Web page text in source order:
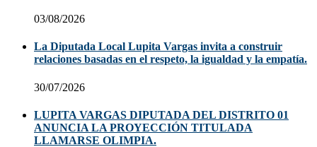
03/08/2026
La Diputada Local Lupita Vargas invita a construir
relaciones basadas en el respeto, la igualdad y la empatía.
30/07/2026
LUPITA VARGAS DIPUTADA DEL DISTRITO 01
ANUNCIA LA PROYECCIÓN TITULADA
LLAMARSE OLIMPIA.